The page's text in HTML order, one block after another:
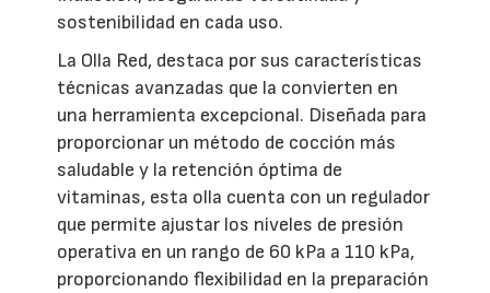
sostenibilidad en cada uso.
La Olla Red, destaca por sus características
técnicas avanzadas que la convierten en
una herramienta excepcional. Diseñada para
proporcionar un método de cocción más
saludable y la retención óptima de
vitaminas, esta olla cuenta con un regulador
que permite ajustar los niveles de presión
operativa en un rango de 60 kPa a 110 kPa,
proporcionando flexibilidad en la preparación